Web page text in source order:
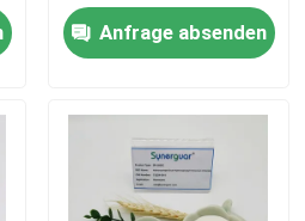
Anfrage absenden